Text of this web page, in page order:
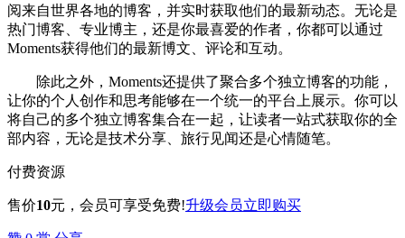
阅来自世界各地的博客，并实时获取他们的最新动态。无论是
热门博客、专业博主，还是你最喜爱的作者，你都可以通过
Moments获得他们的最新博文、评论和互动。
除此之外，Moments还提供了聚合多个独立博客的功能，
让你的个人创作和思考能够在一个统一的平台上展示。你可以
将自己的多个独立博客集合在一起，让读者一站式获取你的全
部内容，无论是技术分享、旅行见闻还是心情随笔。
付费资源
售价10元 ，会员可享受免费!升级会员立即购买